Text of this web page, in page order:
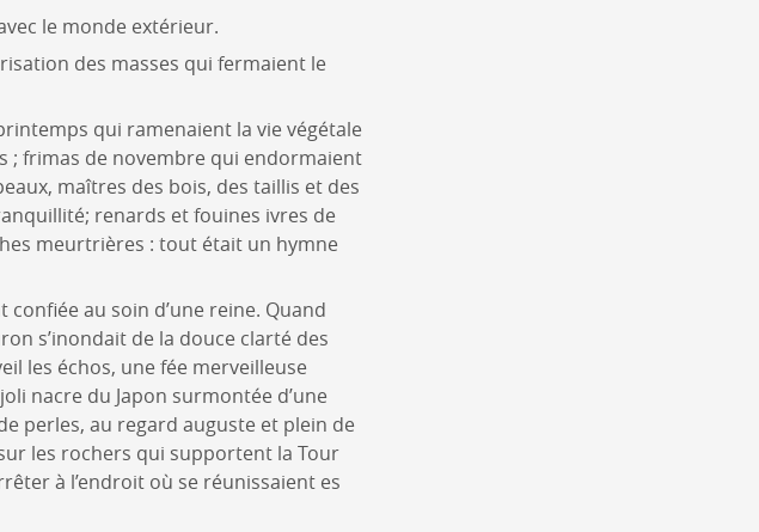
le monde extérieur.
des masses qui fermaient le
qui ramenaient la vie végétale
; frimas de novembre qui endormaient
maîtres des bois, des taillis et des
renards et fouines ivres de
meurtrières : tout était un hymne
au soin d’une reine. Quand
s’inondait de la douce clarté des
les échos, une fée merveilleuse
nacre du Japon surmontée d’une
perles, au regard auguste et plein de
les rochers qui supportent la Tour
à l’endroit où se réunissaient es